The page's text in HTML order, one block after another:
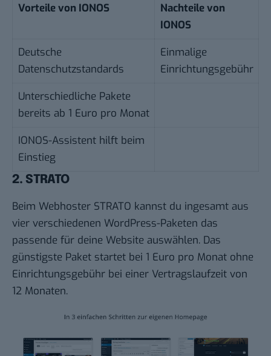
Vorteile von IONOS
Nachteile von
IONOS
Deutsche
Datenschutzstandards
Einmalige
Einrichtungsgebühr
Unterschiedliche Pakete
bereits ab 1 Euro pro Monat
IONOS-Assistent hilft beim
Einstieg
2. STRATO
Beim Webhoster STRATO kannst du ingesamt aus
vier verschiedenen WordPress-Paketen das
passende für deine Website auswählen. Das
günstigste Paket startet bei 1 Euro pro Monat ohne
Einrichtungsgebühr bei einer Vertragslaufzeit von
12 Monaten.